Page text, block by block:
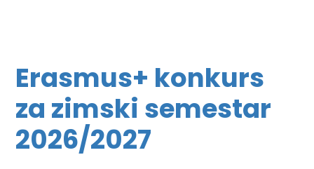
Erasmus+ konkurs
za zimski semestar
2026/2027